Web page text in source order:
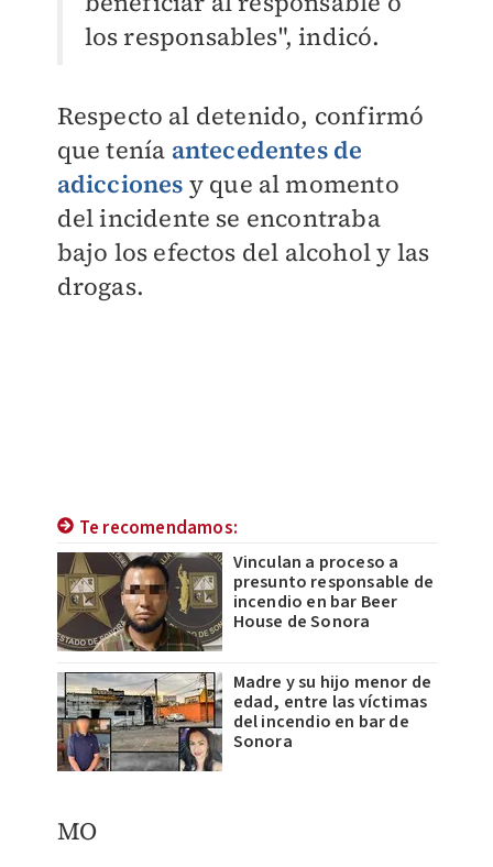
los responsables", indicó.
Respecto al detenido, confirmó
que tenía antecedentes de
adicciones y que al momento
del incidente se encontraba
bajo los efectos del alcohol y las
drogas.
Te recomendamos:
Vinculan a proceso a
presunto responsable de
incendio en bar Beer
House de Sonora
Madre y su hijo menor de
edad, entre las víctimas
del incendio en bar de
Sonora
MO